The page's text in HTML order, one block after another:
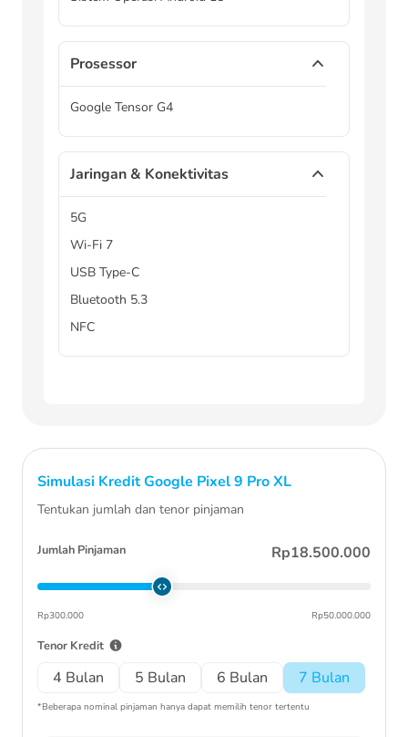
Prosessor
Google Tensor G4
Jaringan & Konektivitas
5G
Wi-Fi 7
USB Type-C
Bluetooth 5.3
NFC
Simulasi KreditGoogle Pixel 9 Pro XL
Tentukan jumlah dan tenor pinjaman
Jumlah Pinjaman Rp18.500.000
Rp300.000 Rp50.000.000
Tenor Kredit
4 Bulan 5 Bulan 6 Bulan 7 Bulan
*Beberapa nominal pinjaman hanya dapat memilih tenor tertentu